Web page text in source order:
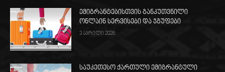
ემიგრანტებისთვის განკუთვნილი
ონლაინ სერვისები და ჯგუფები
3 აპრილი 2026
საუკეთესო ქართული ემიგრანტული